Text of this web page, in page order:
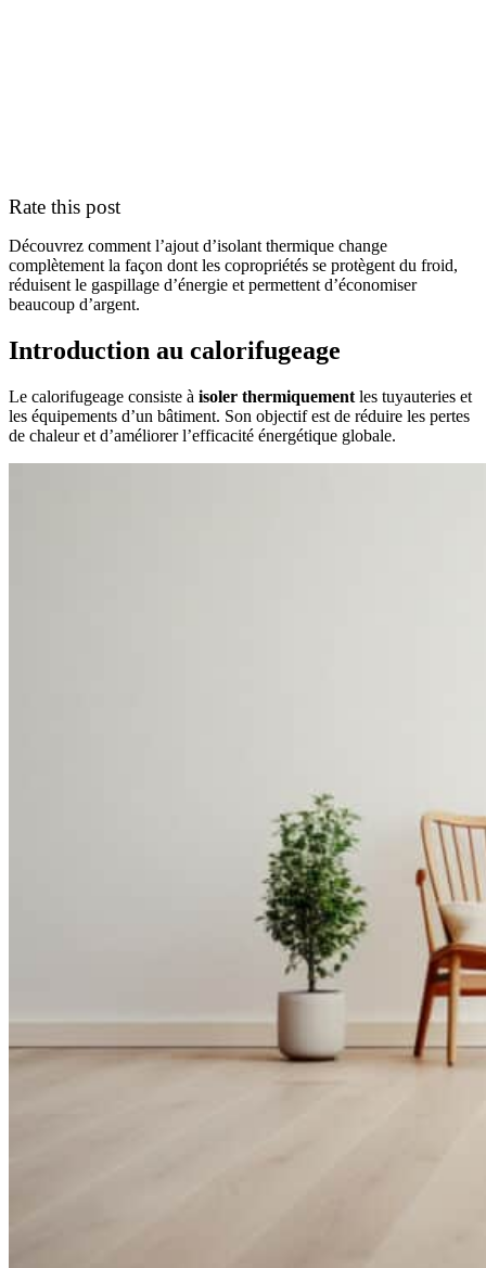
Rate this post
Découvrez comment l’ajout d’isolant thermique change
complètement la façon dont les copropriétés se protègent du froid,
réduisent le gaspillage d’énergie et permettent d’économiser
beaucoup d’argent.
Introduction au calorifugeage
Le calorifugeage consiste à isoler thermiquement les tuyauteries et
les équipements d’un bâtiment. Son objectif est de réduire les pertes
de chaleur et d’améliorer l’efficacité énergétique globale.